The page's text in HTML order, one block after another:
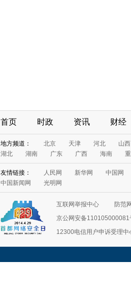
首页 时政 资讯 财经
地方频道： 北京 天津 河北
山西
湖北
湖南 广东 广西 海南
友情链接： 人民网 新华网
中国网
中国新闻网
光明网
互联网举报中心
防范
京公网安备110105000081
12300电信用户申诉受理中